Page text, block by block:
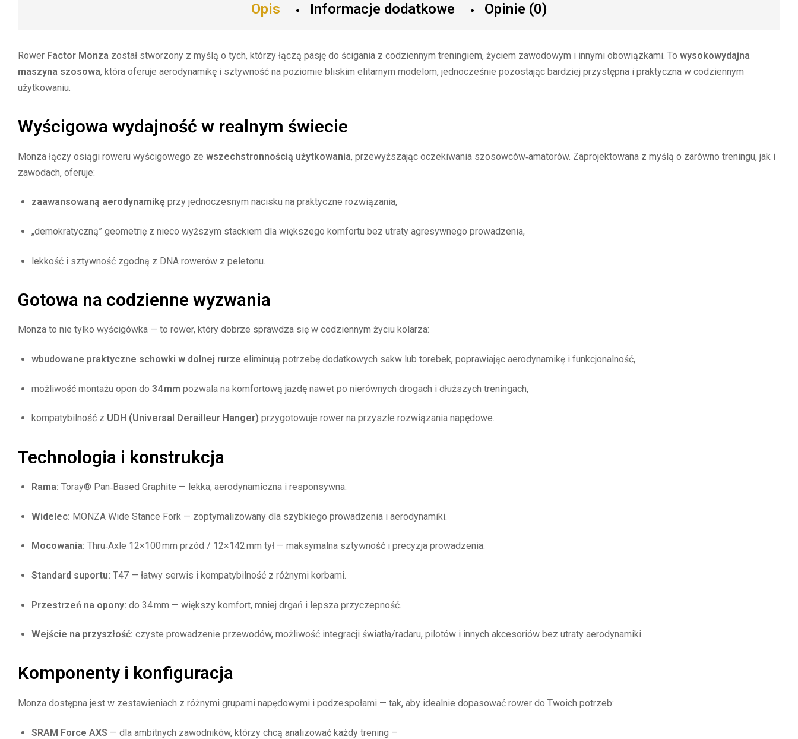
Opis Informacje dodatkowe Opinie (0)
Rower Factor Monza został stworzony z myślą o tych, którzy łączą pasję do ścigania z codziennym treningiem, życiem zawodowym i innymi obowiązkami. To wysokowydajna
maszyna szosowa, która oferuje aerodynamikę i sztywność na poziomie bliskim elitarnym modelom, jednocześnie pozostając bardziej przystępna i praktyczna w codziennym
użytkowaniu.
Wyścigowa wydajność w realnym świecie
Monza łączy osiągi roweru wyścigowego ze wszechstronnością użytkowania, przewyższając oczekiwania szosowców‑amatorów. Zaprojektowana z myślą o zarówno treningu, jak i
zawodach, oferuje:
zaawansowaną aerodynamikę przy jednoczesnym nacisku na praktyczne rozwiązania,
„demokratyczną” geometrię z nieco wyższym stackiem dla większego komfortu bez utraty agresywnego prowadzenia,
lekkość i sztywność zgodną z DNA rowerów z peletonu.
Gotowa na codzienne wyzwania
Monza to nie tylko wyścigówka — to rower, który dobrze sprawdza się w codziennym życiu kolarza:
wbudowane praktyczne schowki w dolnej rurze eliminują potrzebę dodatkowych sakw lub torebek, poprawiając aerodynamikę i funkcjonalność,
możliwość montażu opon do 34 mm pozwala na komfortową jazdę nawet po nierównych drogach i dłuższych treningach,
kompatybilność z UDH (Universal Derailleur Hanger) przygotowuje rower na przyszłe rozwiązania napędowe.
Technologia i konstrukcja
Rama: Toray® Pan‑Based Graphite — lekka, aerodynamiczna i responsywna.
Widelec: MONZA Wide Stance Fork — zoptymalizowany dla szybkiego prowadzenia i aerodynamiki.
Mocowania: Thru‑Axle 12×100 mm przód / 12×142 mm tył — maksymalna sztywność i precyzja prowadzenia.
Standard suportu: T47 — łatwy serwis i kompatybilność z różnymi korbami.
Przestrzeń na opony: do 34 mm — większy komfort, mniej drgań i lepsza przyczepność.
Wejście na przyszłość: czyste prowadzenie przewodów, możliwość integracji światła/radaru, pilotów i innych akcesoriów bez utraty aerodynamiki.
Komponenty i konfiguracja
Monza dostępna jest w zestawieniach z różnymi grupami napędowymi i podzespołami — tak, aby idealnie dopasować rower do Twoich potrzeb:
SRAM Force AXS — dla ambitnych zawodników, którzy chcą analizować każdy trening –